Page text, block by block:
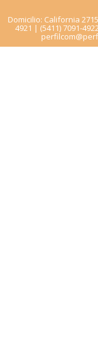
Domicilio: California
4921 | (5411) 7091-